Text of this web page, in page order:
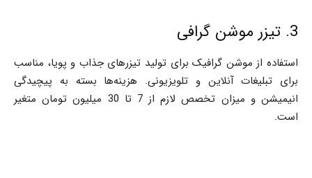
3. تیزر موشن گرافی
استفاده از موشن گرافیک برای تولید تیزرهای جذاب و پویا، مناسب
برای تبلیغات آنلاین و تلویزیونی. هزینه‌ها بسته به پیچیدگی
انیمیشن و میزان تخصص لازم از 7 تا 30 میلیون تومان متغیر
است.